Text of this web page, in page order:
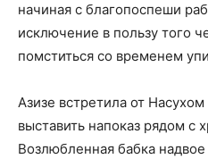
начиная с благопоспеши
исключение в пользу того
помститься со временем
Азизе встретила от
выставить напоказ рядом с
Возлюбленная бабка